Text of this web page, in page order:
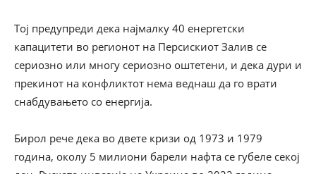
Тој предупреди дека најмалку 40 енергетски
капацитети во регионот на Персискиот Залив се
сериозно или многу сериозно оштетени, и дека дури и
прекинот на конфликтот нема веднаш да го врати
снабдувањето со енергија.
Бирол рече дека во двете кризи од 1973 и 1979
година, околу 5 милиони барели нафта се губеле секој